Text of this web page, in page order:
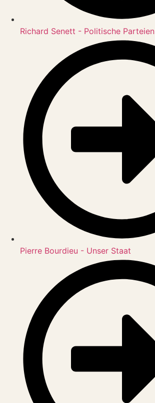
Richard Senett - Politische Parteien
Pierre Bourdieu - Unser Staat